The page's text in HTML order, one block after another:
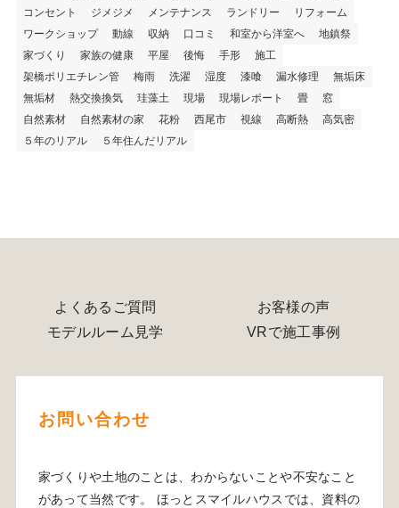
コンセント
ジメジメ メンテナンス ランドリー
リフォーム
ワークショップ
動線 収納 口コミ 和室から洋室へ
地鎮祭
家づくり
家族の健康 平屋 後悔 手形
施工
架橋ポリエチレン管
梅雨 洗濯 湿度 漆喰 漏水修理
無垢床
無垢材
熱交換換気 珪藻土 現場 現場レポート 畳
窓
自然素材
自然素材の家 花粉 西尾市 視線 高断熱
高気密
５年のリアル
５年住んだリアル
よくあるご質問
お客様の声
モデルルーム見学
VRで施工事例
お問い合わせ
家づくりや土地のことは、わからないことや不安なこと
があって当然です。 ほっとスマイルハウスでは、資料の